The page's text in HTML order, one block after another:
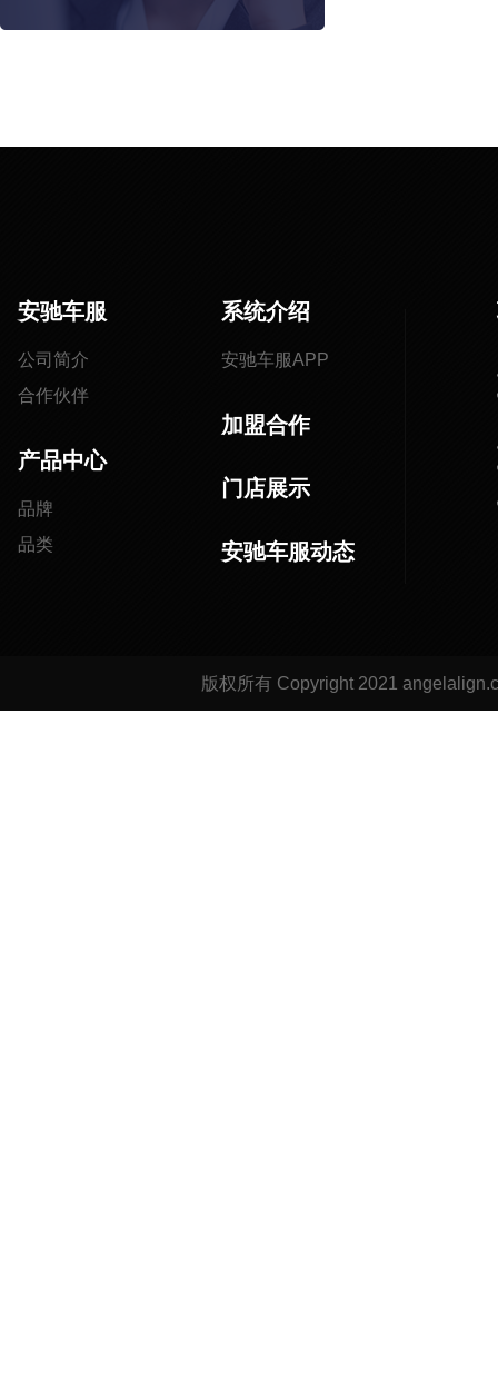
安驰车服
公司简介
合作伙伴
产品中心
品牌
品类
系统介绍
安驰车服APP
加盟合作
门店展示
安驰车服动态
版权所有 Copyright 2021